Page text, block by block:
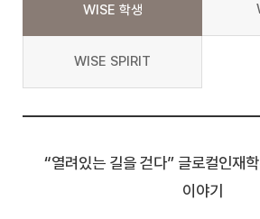
WISE 학생
WISE SPIRIT
“열려있는 길을 걷다” 글로컬인재
이야기